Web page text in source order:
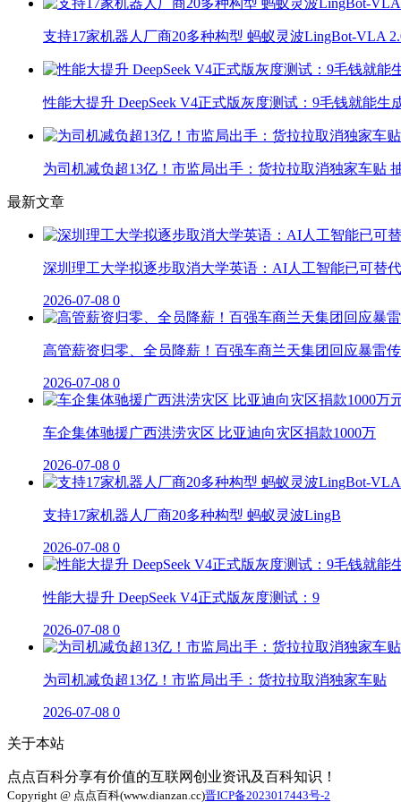
支持17家机器人厂商20多种构型 蚂蚁灵波LingBot-VLA
性能大提升 DeepSeek V4正式版灰度测试：9毛钱就能生
为司机减负超13亿！市监局出手：货拉拉取消独家车贴
最新文章
深圳理工大学拟逐步取消大学英语：AI人工智能已可替代
2026-07-08 0
高管薪资归零、全员降薪！百强车商兰天集团回应暴雷
2026-07-08 0
车企集体驰援广西洪涝灾区 比亚迪向灾区捐款1000万
2026-07-08 0
支持17家机器人厂商20多种构型 蚂蚁灵波LingB
2026-07-08 0
性能大提升 DeepSeek V4正式版灰度测试：9
2026-07-08 0
为司机减负超13亿！市监局出手：货拉拉取消独家车贴
2026-07-08 0
关于本站
点点百科分享有价值的互联网创业资讯及百科知识！
Copyright @ 点点百科(www.dianzan.cc)晋ICP备2023017443号-2